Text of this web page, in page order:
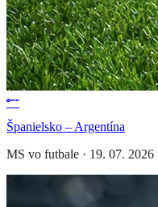
Španielsko – Argentína
MS vo futbale · 19. 07. 2026